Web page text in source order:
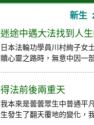
新生
迷途中遇大法找到人
日本法輪功學員川村絢子女
贖心靈之路時，無意中因一
得法前後兩重天
我本來是蕓蕓眾生中普通平
生發生了翻天覆地的變化，